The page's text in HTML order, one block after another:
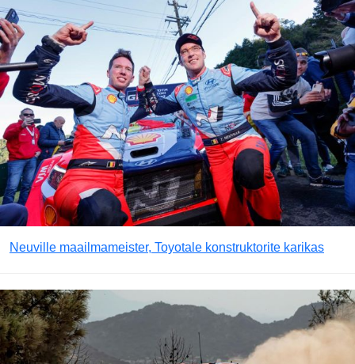
Neuville maailmameister, Toyotale konstruktorite karikas